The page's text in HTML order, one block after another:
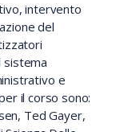
intervento
del
sistema
e
il corso sono:
Ted Gayer,